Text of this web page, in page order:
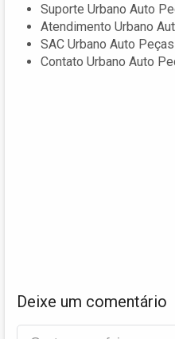
Suporte Urbano Auto
Atendimento Urbano
SAC Urbano Auto
Contato Urbano Auto
Deixe um comentário